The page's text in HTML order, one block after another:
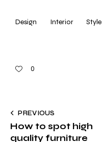
Design Interior Style
0
Post
navigation
PREVIOUS
How to spot high
quality furniture